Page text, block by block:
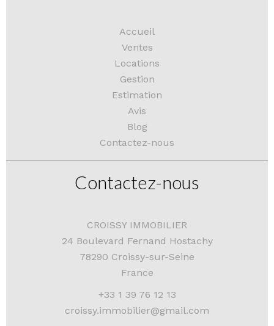
Accueil
Ventes
Locations
Gestion
Estimation
Avis
Blog
Contactez-nous
Contactez-nous
CROISSY IMMOBILIER
24 Boulevard Fernand Hostachy
78290 Croissy-sur-Seine
France
+33 1 39 76 12 13
croissy.immobilier@gmail.com